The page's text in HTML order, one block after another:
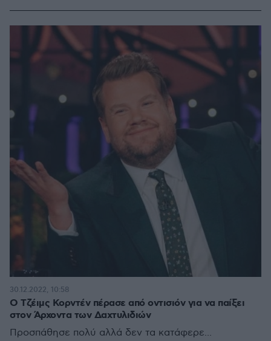
Ο Τζέιμς Κορντέν πέρασε από οντισιόν για να παίξει
στον Άρχοντα των Δαχτυλιδιών
Προσπάθησε πολύ αλλά δεν τα κατάφερε...
30.12.2022, 10:58